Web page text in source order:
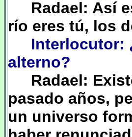
Radael: Así
río eres tú, los
Interlocutor:
alterno?
Radael:
pasado años,
un universo